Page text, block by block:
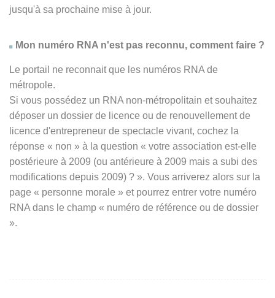
jusqu'à sa prochaine mise à jour.
Mon numéro RNA n'est pas reconnu, comment faire ?
Le portail ne reconnait que les numéros RNA de
métropole.
Si vous possédez un RNA non-métropolitain et souhaitez
déposer un dossier de licence ou de renouvellement de
licence d'entrepreneur de spectacle vivant, cochez la
réponse « non » à la question « votre association est-elle
postérieure à 2009 (ou antérieure à 2009 mais a subi des
modifications depuis 2009) ? ». Vous arriverez alors sur la
page « personne morale » et pourrez entrer votre numéro
RNA dans le champ « numéro de référence ou de dossier
».